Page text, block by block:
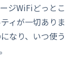
ジWiFiどっとこ
ィが一切ありま
なり、いつ使う